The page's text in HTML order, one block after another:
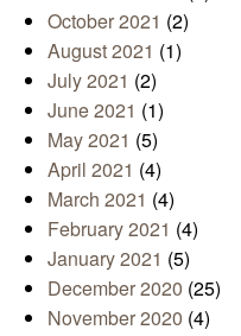
October 2021 (2)
August 2021 (1)
July 2021 (2)
June 2021 (1)
May 2021 (5)
April 2021 (4)
March 2021 (4)
February 2021 (4)
January 2021 (5)
December 2020 (25)
November 2020 (4)